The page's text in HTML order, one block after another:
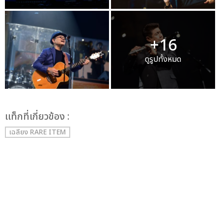
+16
ดูรูปทั้งหมด
เเท็กที่เกี่ยวข้อง :
เฉลียง RARE ITEM